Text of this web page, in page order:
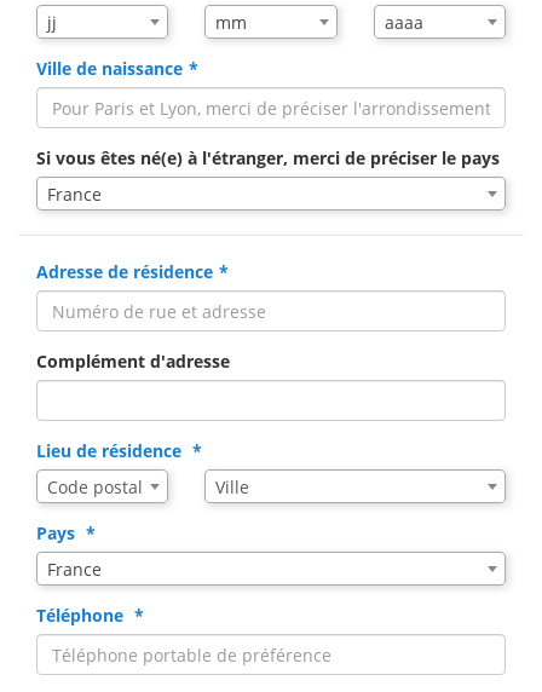
jj
Mois
de
mm
Année
de
aaaa
Ville de naissance
Si vous êtes né(e) à l'étranger, merci de préciser le pays
France
Adresse de résidence
Complément d'adresse
Lieu de résidence
Assistance
de
saisie
pour
la
via
code
postal
Code postal Ville
Ville
Pays
France
Téléphone